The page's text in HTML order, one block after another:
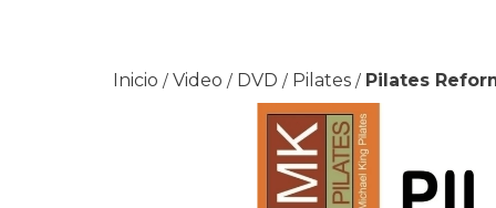
Inicio / Video / DVD / Pilates / Pilates